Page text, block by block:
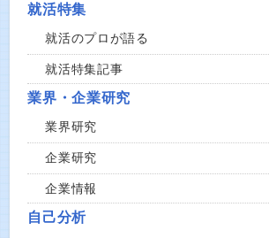
就活特集
就活のプロが語る
就活特集記事
業界・企業研究
業界研究
企業研究
企業情報
自己分析